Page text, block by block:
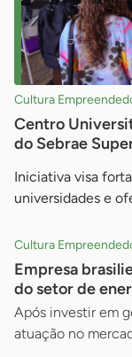
Cultura
Centro
do Sebrae
Iniciativa visa
universidades e
Cultura
Empresa
do setor de
Após investir em
atuação no